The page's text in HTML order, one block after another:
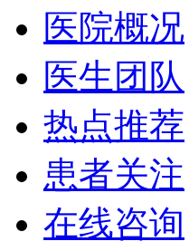
医院概况
医生团队
热点推荐
患者关注
在线咨询